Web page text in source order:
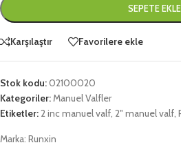
SEPETE EKLE
Karşılaştır Favorilere ekle
Stok kodu:02100020
Kategoriler:Manuel Valfler
Etiketler:2 inc manuel valf, 2" manuel valf,
Marka: Runxin